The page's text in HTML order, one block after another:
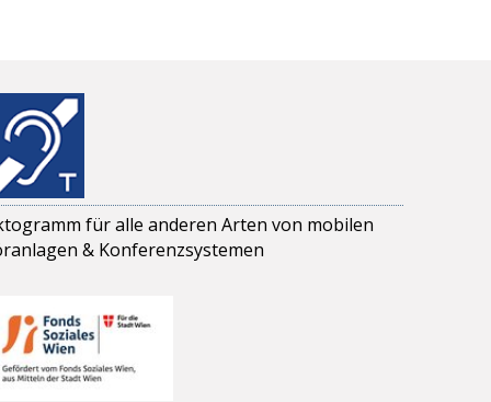
für alle anderen Arten von mobilen
& Konferenzsystemen